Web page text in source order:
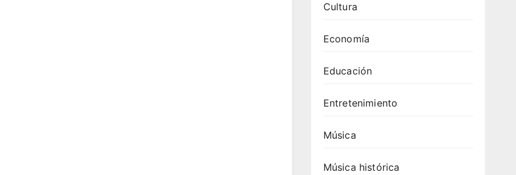
Cultura
Economía
Educación
Entretenimiento
Música
Música histórica